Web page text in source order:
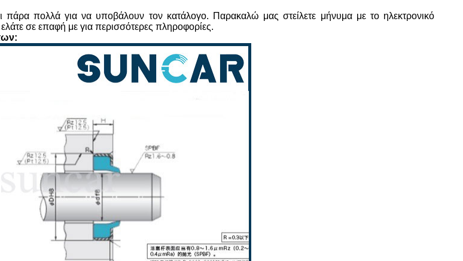
πάρα πολλά για να υποβάλουν τον κατάλογο. Παρακαλώ μας στείλετε μήνυμα με το ηλεκτρονικό
σε επαφή με για περισσότερες πληροφορίες.